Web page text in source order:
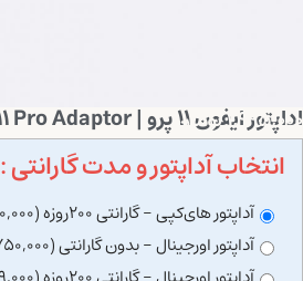
اداپتور ایفون ۱۱ پرو | iPhone 11 Pro Adaptor
1,995,000تومان
انتخاب آداپتور و مدت گارانتی :
آداپتور های‌کپی - گارانتی 200روزه (1,250,000)
آداپتور اورجینال - بدون گارانتی (1,750,000)